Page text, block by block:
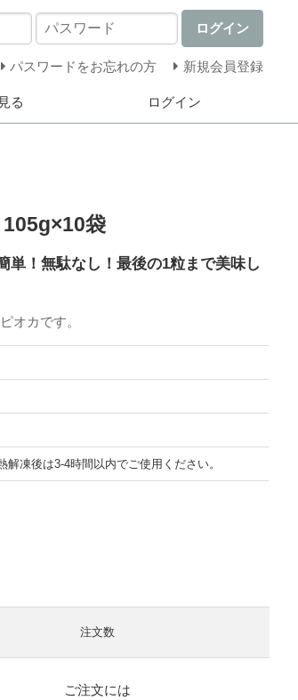
ログイン
パスワードをお忘れの方 新規会員登録
る ログイン
袋
単！無駄なし！最後の1粒まで美味し
オカです。
解凍後は3-4時間以内でご使用ください。
注文数
ご注文には